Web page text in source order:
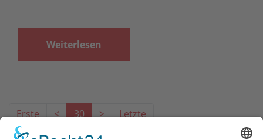
Weiterlesen
Erste < 30 > Letzte